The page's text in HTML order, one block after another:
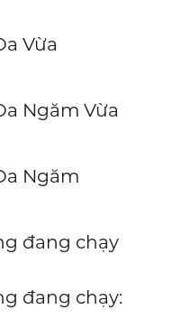
Vừa
Ngăm Vừa
Ngăm
đang chạy
đang chạy: